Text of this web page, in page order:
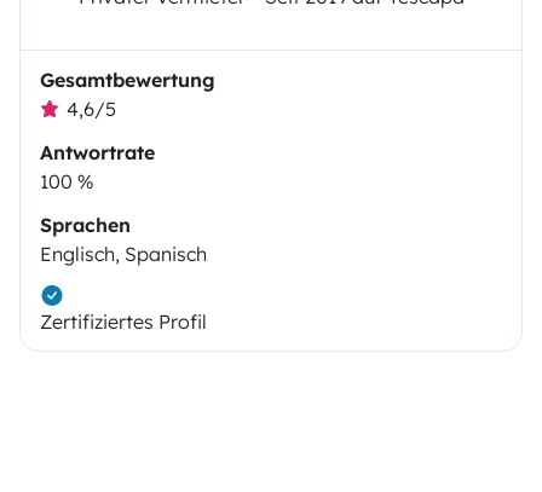
Gesamtbewertung
4,6/5
Antwortrate
100 %
Sprachen
Englisch, Spanisch
Zertifiziertes Profil